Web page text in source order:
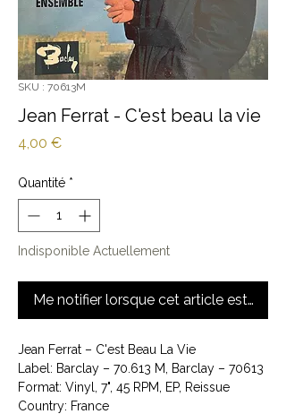
SKU : 70613M
Jean Ferrat - C'est beau la vie
4,00 €Prix
Quantité *
Indisponible Actuellement
Me notifier lorsque cet article est
Jean Ferrat ‎– C'est Beau La Vie
Label: Barclay ‎– 70.613 M, Barclay ‎– 70613
Format: Vinyl, 7", 45 RPM, EP, Reissue
Country: France